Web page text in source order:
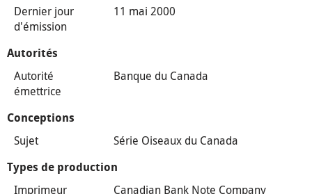
Dernier jour
d'émission
11 mai 2000
Autorités
Autorité
émettrice
Banque du Canada
Conceptions
Sujet Série Oiseaux du Canada
Types de production
Imprimeur
Canadian Bank Note Company